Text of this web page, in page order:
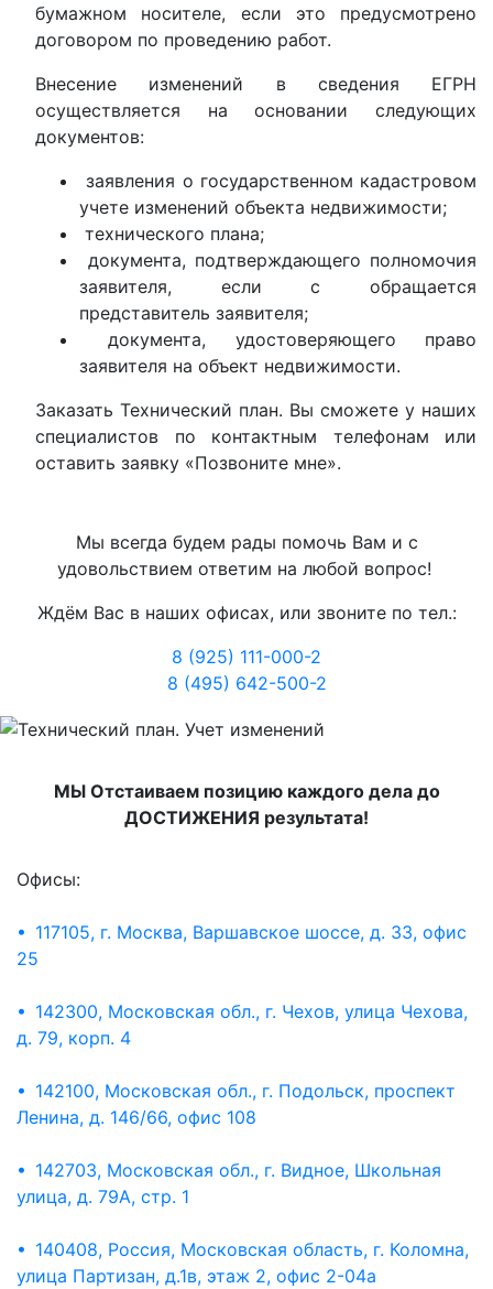
бумажном носителе, если это предусмотрено
договором по проведению работ.
Внесение изменений в сведения ЕГРН
осуществляется на основании следующих
документов:
заявления о государственном кадастровом
учете изменений объекта недвижимости;
технического плана;
документа, подтверждающего полномочия
заявителя, если с обращается
представитель заявителя;
документа, удостоверяющего право
заявителя на объект недвижимости.
Заказать Технический план. Вы сможете у наших
специалистов по контактным телефонам или
оставить заявку «Позвоните мне».
Мы всегда будем рады помочь Вам и с
удовольствием ответим на любой вопрос!
Ждём Вас в наших офисах, или звоните по тел.:
8 (925) 111-000-2
8 (495) 642-500-2
МЫ Отстаиваем позицию каждого дела до
ДОСТИЖЕНИЯ результата!
Офисы:
• 117105, г. Москва, Варшавское шоссе, д. 33, офис
25
• 142300, Московская обл., г. Чехов, улица Чехова,
д. 79, корп. 4
• 142100, Московская обл., г. Подольск, проспект
Ленина, д. 146/66, офис 108
• 142703, Московская обл., г. Видное, Школьная
улица, д. 79А, стр. 1
• 140408, Россия, Московская область, г. Коломна,
улица Партизан, д.1в, этаж 2, офис 2-04а